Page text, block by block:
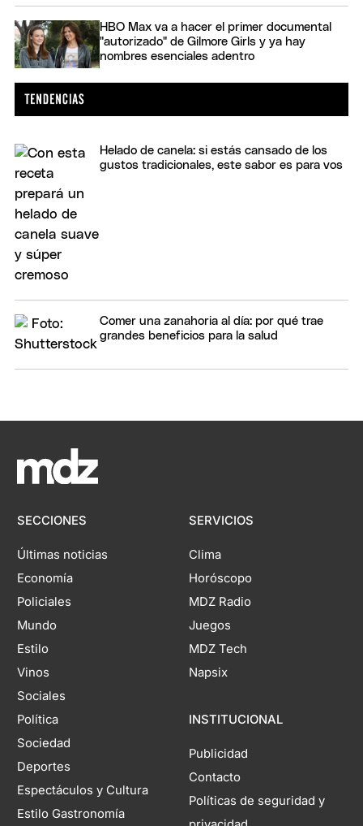
HBO Max va a hacer el primer documental
"autorizado" de Gilmore Girls y ya hay
nombres esenciales adentro
Helado de canela: si estás cansado de los
gustos tradicionales, este sabor es para vos
Comer una zanahoria al día: por qué trae
grandes beneficios para la salud
SECCIONES
Últimas noticias
Economía
Policiales
Mundo
Estilo
Vinos
Sociales
Política
Sociedad
Deportes
Espectáculos y Cultura
Estilo Gastronomía
SERVICIOS
Clima
Horóscopo
MDZ Radio
Juegos
MDZ Tech
Napsix
INSTITUCIONAL
Publicidad
Contacto
Políticas de seguridad y